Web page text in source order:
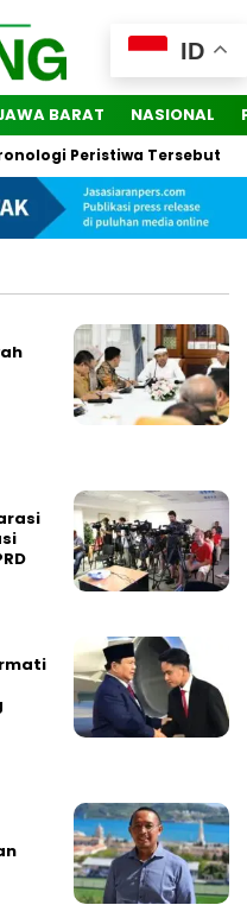
BARAT NASIONAL
Peristiwa Tersebut
ID